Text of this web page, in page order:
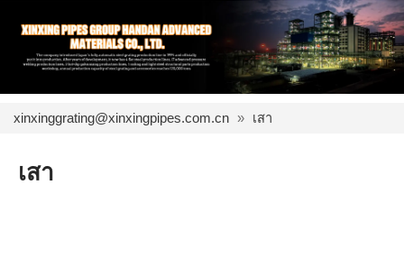
xinxinggrating@xinxingpipes.com.cn » เสา
เสา